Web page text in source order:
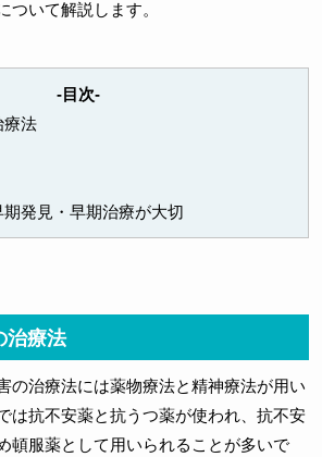
ついて解説します。
-目次-
療法
発見・早期治療が大切
治療法
の治療法には薬物療法と精神療法が用い
は抗不安薬と抗うつ薬が使われ、抗不安
頓服薬として用いられることが多いで